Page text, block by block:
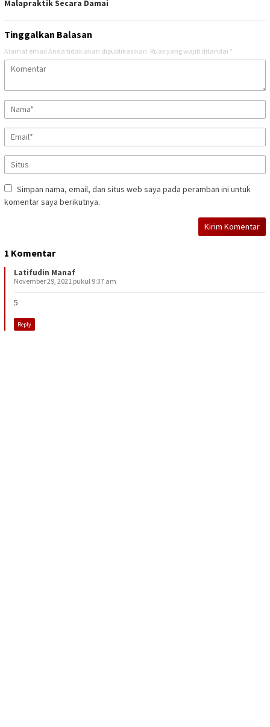
Malapraktik Secara Damai
Tinggalkan Balasan
Alamat email Anda tidak akan dipublikasikan. Ruas yang wajib ditandai *
Simpan nama, email, dan situs web saya pada peramban ini untuk
komentar saya berikutnya.
1 Komentar
Latifudin Manaf
November 29, 2021 pukul 9:37 am
5
Reply